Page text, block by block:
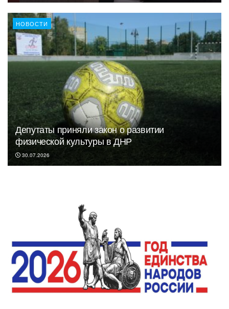
НОВОСТИ
Депутаты приняли закон о развитии
физической культуры в ДНР
30.07.2026